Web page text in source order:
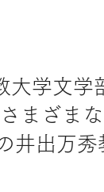
学文
ざま
出万